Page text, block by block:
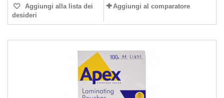
Aggiungi alla lista dei
desideri
Aggiungi al comparatore